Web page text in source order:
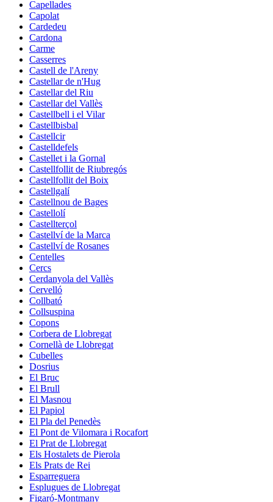
Capellades
Capolat
Cardedeu
Cardona
Carme
Casserres
Castell de l'Areny
Castellar de n'Hug
Castellar del Riu
Castellar del Vallès
Castellbell i el Vilar
Castellbisbal
Castellcir
Castelldefels
Castellet i la Gornal
Castellfollit de Riubregós
Castellfollit del Boix
Castellgalí
Castellnou de Bages
Castellolí
Castellterçol
Castellví de la Marca
Castellví de Rosanes
Centelles
Cercs
Cerdanyola del Vallès
Cervelló
Collbató
Collsuspina
Copons
Corbera de Llobregat
Cornellà de Llobregat
Cubelles
Dosrius
El Bruc
El Brull
El Masnou
El Papiol
El Pla del Penedès
El Pont de Vilomara i Rocafort
El Prat de Llobregat
Els Hostalets de Pierola
Els Prats de Rei
Esparreguera
Esplugues de Llobregat
Figaró-Montmany